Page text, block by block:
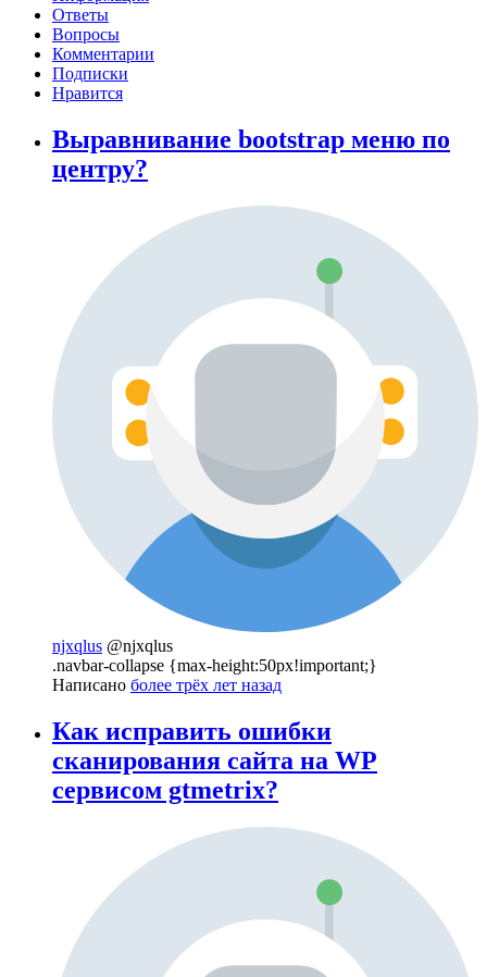
Ответы
Вопросы
Комментарии
Подписки
Нравится
Выравнивание bootstrap меню по
центру?
njxqlus @njxqlus
.navbar-collapse {max-height:50px!important;}
Написано более трёх лет назад
Как исправить ошибки
сканирования сайта на WP
сервисом gtmetrix?